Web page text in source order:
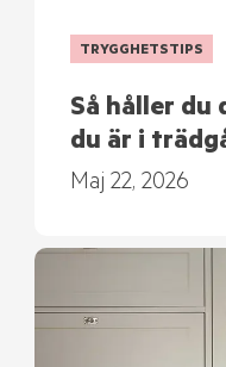
TRYGGHETSTIPS
Så håller du
du är i
Maj 22, 2026